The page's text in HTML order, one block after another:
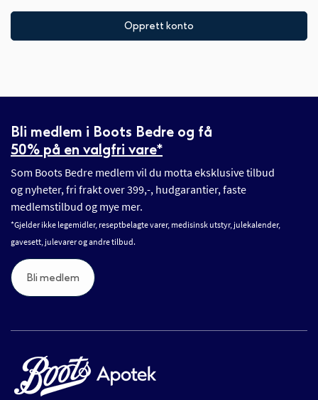
Opprett konto
Bli medlem i Boots Bedre og få
50% på en valgfri vare*
Som Boots Bedre medlem vil du motta eksklusive tilbud
og nyheter, fri frakt over 399,-, hudgarantier, faste
medlemstilbud og mye mer.
*Gjelder ikke legemidler, reseptbelagte varer, medisinsk utstyr, julekalender,
gavesett, julevarer og andre tilbud.
Bli medlem